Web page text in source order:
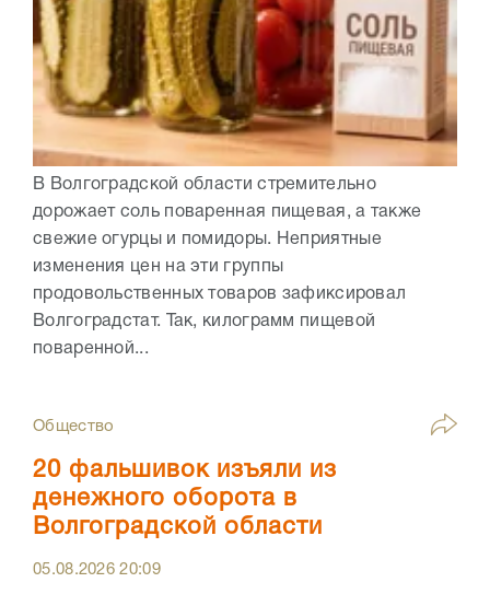
В Волгоградской области стремительно
дорожает соль поваренная пищевая, а также
свежие огурцы и помидоры. Неприятные
изменения цен на эти группы
продовольственных товаров зафиксировал
Волгоградстат. Так, килограмм пищевой
поваренной...
Общество
20 фальшивок изъяли из
денежного оборота в
Волгоградской области
05.08.202620:09